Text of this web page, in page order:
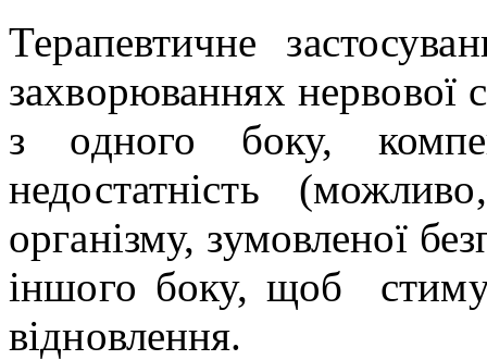
Терапевтичне
захворюваннях
з одного боку,
недостатність
організму, зумовленої
іншого боку, щоб
відновлення.